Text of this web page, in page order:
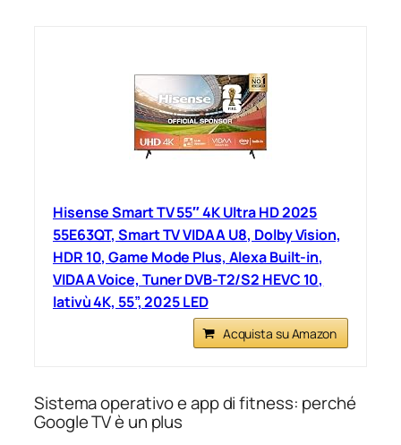
Hisense Smart TV 55″ 4K Ultra HD 2025
55E63QT, Smart TV VIDAA U8, Dolby Vision,
HDR 10, Game Mode Plus, Alexa Built-in,
VIDAA Voice, Tuner DVB-T2/S2 HEVC 10,
lativù 4K, 55”, 2025 LED
Acquista su Amazon
Sistema operativo e app di fitness: perché
Google TV è un plus